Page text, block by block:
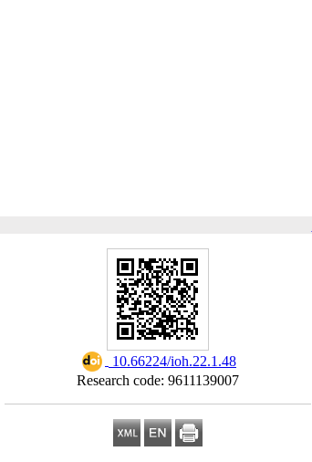
‎ 10.66224/ioh.22.1.48
Research code: 9611139007